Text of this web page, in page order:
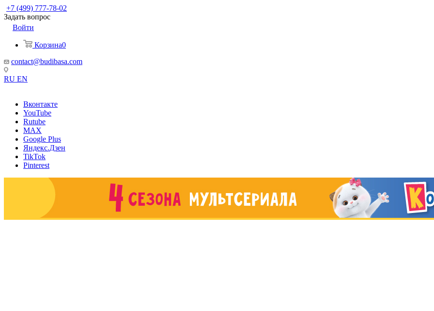
+7 (499) 777-78-02
Задать вопрос
Войти
Корзина0
contact@budibasa.com
RU EN
Вконтакте
YouTube
Rutube
MAX
Google Plus
Яндекс.Дзен
TikTok
Pinterest